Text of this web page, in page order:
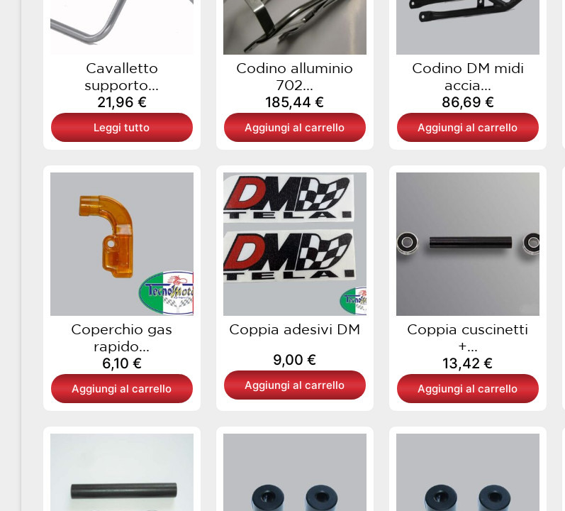
Cavalletto
supporto...
21,96 €
Leggi tutto
Codino alluminio
702...
185,44 €
Aggiungi al carrello
Codino DM midi
accia...
86,69 €
Aggiungi al carrello
Coperchio gas
rapido...
6,10 €
Aggiungi al carrello
Coppia adesivi DM
9,00 €
Aggiungi al carrello
Coppia cuscinetti
+...
13,42 €
Aggiungi al carrello